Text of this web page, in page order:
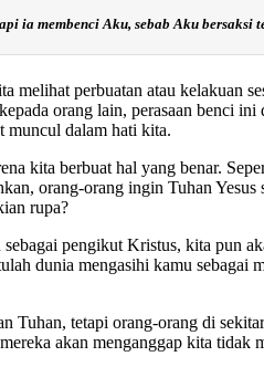
ia membenci Aku, sebab Aku
perbuatan atau kelakuan
orang lain, perasaan benci
muncul dalam hati kita.
kita berbuat hal yang benar.
orang-orang ingin Tuhan
rupa?
pengikut Kristus, kita pun
dunia mengasihi kamu
tetapi orang-orang di
akan menganggap kita